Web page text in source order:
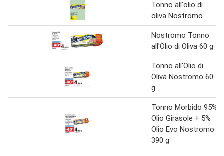
Tonno all'olio di
oliva Nostromo
Nostromo Tonno
all'Olio di Oliva 60 g
Tonno all'Olio di
Oliva Nostromo 60
g
Tonno Morbido 95%
Olio Girasole + 5%
Olio Evo Nostromo
390 g